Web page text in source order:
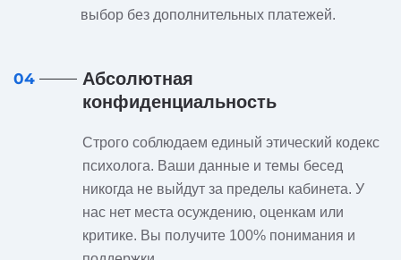
выбор без дополнительных платежей.
04
Абсолютная
конфиденциальность
Строго соблюдаем единый этический кодекс
психолога. Ваши данные и темы бесед
никогда не выйдут за пределы кабинета. У
нас нет места осуждению, оценкам или
критике. Вы получите 100% понимания и